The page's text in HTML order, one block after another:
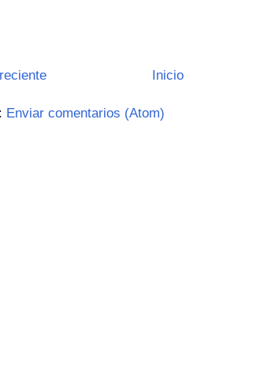
Inicio
Enviar comentarios (Atom)